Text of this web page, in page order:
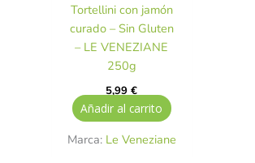
Tortellini con jamón
curado – Sin Gluten
– LE VENEZIANE
250g
5,99€
Añadir al carrito
Marca: Le Veneziane